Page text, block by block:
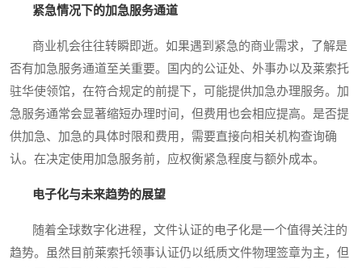
紧急情况下的加急服务通道
商业机会往往转瞬即逝。如果遇到紧急的商业需求，了解是
否有加急服务通道至关重要。国内的公证处、外事办以及莱索托
驻华使领馆，在符合规定的前提下，可能提供加急办理服务。加
急服务通常会显著缩短办理时间，但费用也会相应提高。是否提
供加急、加急的具体时限和费用，需要直接向相关机构查询确
认。在决定使用加急服务前，应权衡紧急程度与额外成本。
电子化与未来趋势的展望
随着全球数字化进程，文件认证的电子化是一个值得关注的
趋势。虽然目前莱索托领事认证仍以纸质文件物理签章为主，但